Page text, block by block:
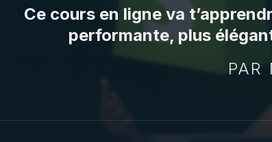
Ce cours en ligne va
performante, plus
PAR